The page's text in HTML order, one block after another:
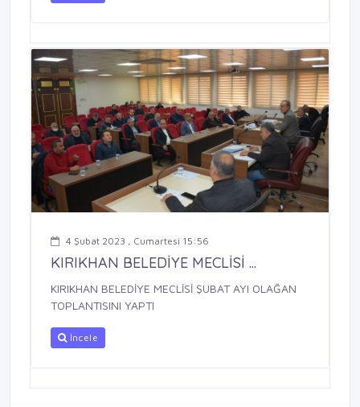
4 Şubat 2023 , Cumartesi 15:56
KIRIKHAN BELEDİYE MECLİSİ ...
KIRIKHAN BELEDİYE MECLİSİ ŞUBAT AYI OLAĞAN
TOPLANTISINI YAPTI
İncele